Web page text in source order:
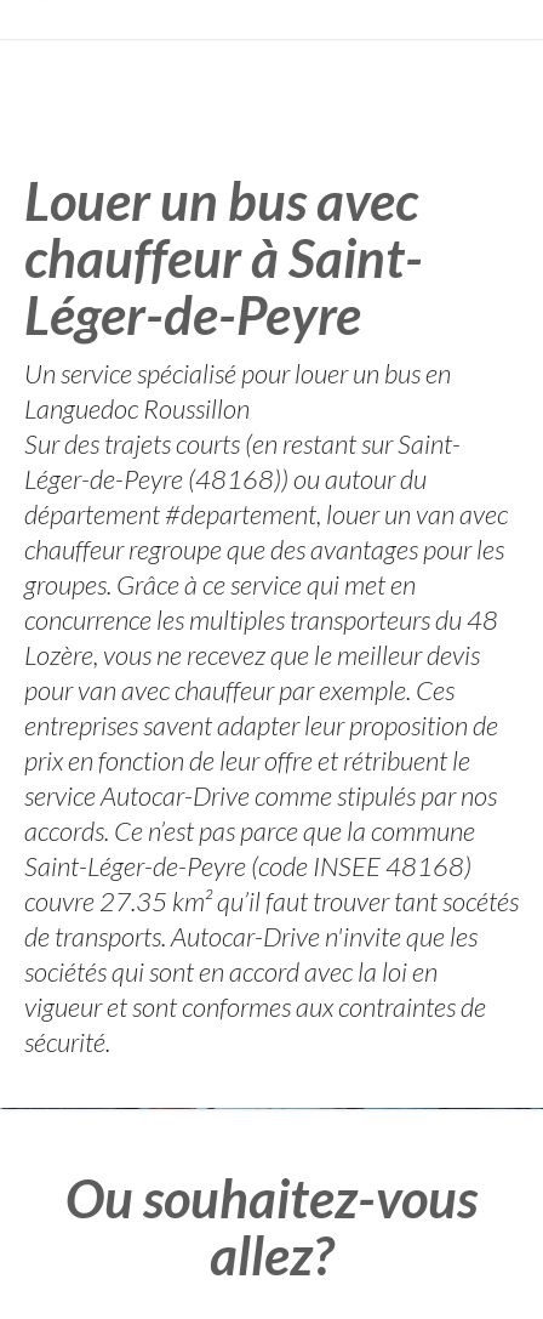
Louer un bus avec
chauffeur à Saint-
Léger-de-Peyre
Un service spécialisé pour louer un bus en
Languedoc Roussillon
Sur des trajets courts (en restant sur Saint-
Léger-de-Peyre (48168)) ou autour du
département #departement, louer un van avec
chauffeur regroupe que des avantages pour les
groupes. Grâce à ce service qui met en
concurrence les multiples transporteurs du 48
Lozère, vous ne recevez que le meilleur devis
pour van avec chauffeur par exemple. Ces
entreprises savent adapter leur proposition de
prix en fonction de leur offre et rétribuent le
service Autocar-Drive comme stipulés par nos
accords. Ce n’est pas parce que la commune
Saint-Léger-de-Peyre (code INSEE 48168)
couvre 27.35 km² qu’il faut trouver tant socétés
de transports. Autocar-Drive n'invite que les
sociétés qui sont en accord avec la loi en
vigueur et sont conformes aux contraintes de
sécurité.
Ou souhaitez-vous
allez?